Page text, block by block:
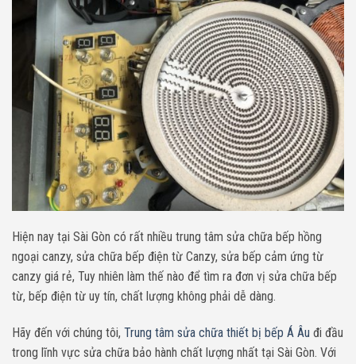
Hiện nay tại Sài Gòn có rất nhiều trung tâm sửa chữa bếp hồng
ngoại canzy, sửa chữa bếp điện từ Canzy, sửa bếp cảm ứng từ
canzy giá rẻ, Tuy nhiên làm thế nào để tìm ra đơn vị sửa chữa bếp
từ, bếp điện từ uy tín, chất lượng không phải dễ dàng.
Hãy đến với chúng tôi, Trung tâm sửa chữa thiết bị bếp Á Âu đi đầu
trong lĩnh vực sửa chữa bảo hành chất lượng nhất tại Sài Gòn. Với